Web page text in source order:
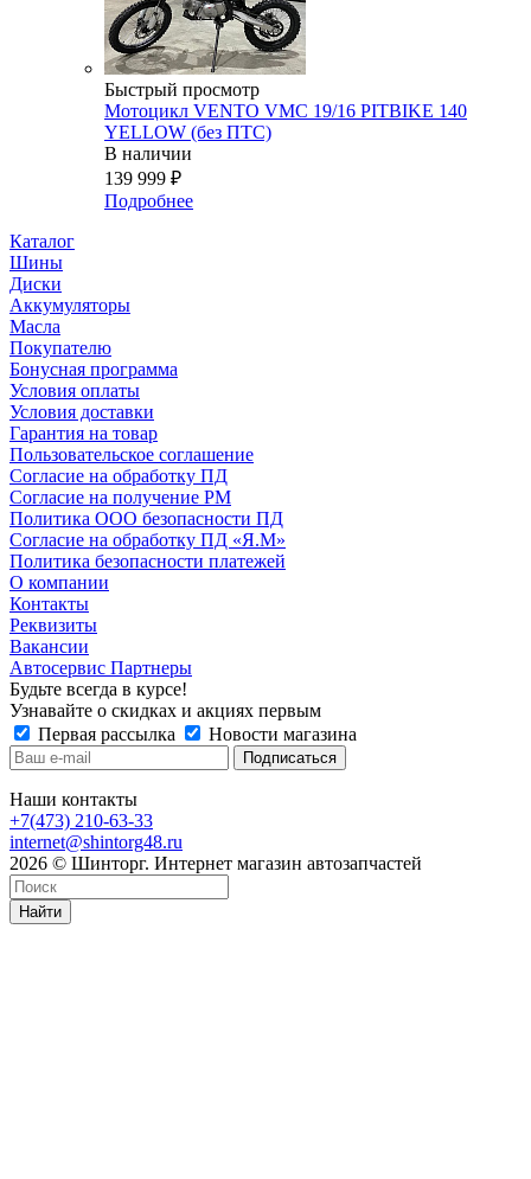
Быстрый просмотр
Мотоцикл VENTO VMC 19/16 PITBIKE 140
YELLOW (без ПТС)
В наличии
139 999 ₽
Подробнее
Каталог
Шины
Диски
Аккумуляторы
Масла
Покупателю
Бонусная программа
Условия оплаты
Условия доставки
Гарантия на товар
Пользовательское соглашение
Согласие на обработку ПД
Согласие на получение РМ
Политика ООО безопасности ПД
Согласие на обработку ПД «Я.М»
Политика безопасности платежей
О компании
Контакты
Реквизиты
Вакансии
Автосервис Партнеры
Будьте всегда в курсе!
Узнавайте о скидках и акциях первым
Первая рассылка
Новости магазина
Наши контакты
+7(473) 210-63-33
internet@shintorg48.ru
2026 © Шинторг. Интернет магазин автозапчастей
Найти